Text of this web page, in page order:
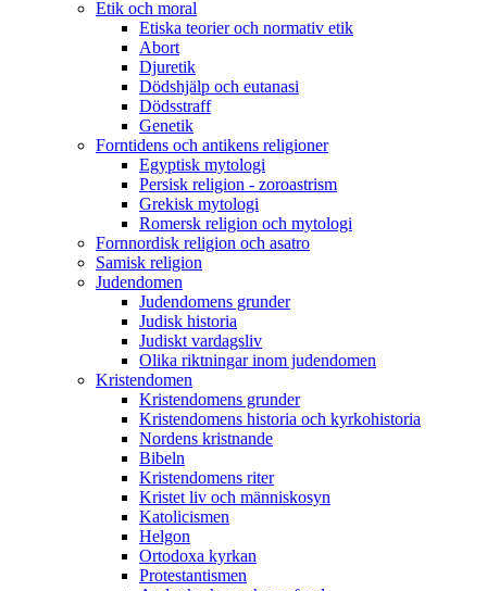
Etik och moral
Etiska teorier och normativ etik
Abort
Djuretik
Dödshjälp och eutanasi
Dödsstraff
Genetik
Forntidens och antikens religioner
Egyptisk mytologi
Persisk religion - zoroastrism
Grekisk mytologi
Romersk religion och mytologi
Fornnordisk religion och asatro
Samisk religion
Judendomen
Judendomens grunder
Judisk historia
Judiskt vardagsliv
Olika riktningar inom judendomen
Kristendomen
Kristendomens grunder
Kristendomens historia och kyrkohistoria
Nordens kristnande
Bibeln
Kristendomens riter
Kristet liv och människosyn
Katolicismen
Helgon
Ortodoxa kyrkan
Protestantismen